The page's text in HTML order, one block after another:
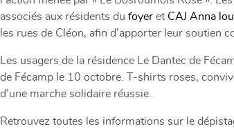
associés aux résidents du foyer et CAJ Anna
les rues de Cléon, afin d’apporter leur soutien
Les usagers de la résidence Le Dantec de
de Fécamp le 10 octobre. T-shirts roses,
d’une marche solidaire réussie.
Retrouvez toutes les informations sur le